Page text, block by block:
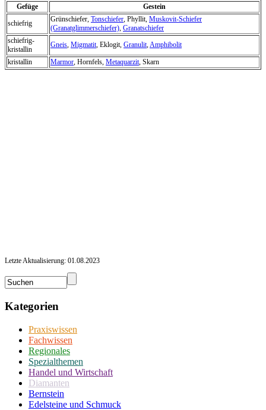
Gefüge
Gestein
schiefrig
Grünschiefer, Tonschiefer, Phyllit, Muskovit-Schiefer
(Granatglimmerschiefer), Granatschiefer
schiefrig-
kristallin
Gneis, Migmatit, Eklogit, Granulit,Amphibolit
kristallin Marmor, Hornfels, Metaquarzit, Skarn
Letzte Aktualisierung: 01.08.2023
Kategorien
Praxiswissen
Fachwissen
Regionales
Spezialthemen
Handel und Wirtschaft
Diamanten
Bernstein
Edelsteine und Schmuck